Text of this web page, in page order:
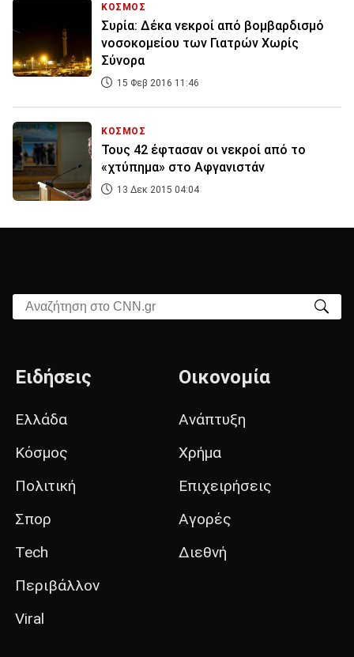
ΚΟΣΜΟΣ
Συρία: Δέκα νεκροί από βομβαρδισμό
νοσοκομείου των Γιατρών Χωρίς
Σύνορα
15 Φεβ 2016 11:46
ΚΟΣΜΟΣ
Τους 42 έφτασαν οι νεκροί από το
«χτύπημα» στο Αφγανιστάν
13 Δεκ 2015 04:04
Αναζήτηση στο CNN.gr
Ειδήσεις
Ελλάδα
Κόσμος
Πολιτική
Σπορ
Tech
Περιβάλλον
Viral
Οικονομία
Ανάπτυξη
Χρήμα
Επιχειρήσεις
Αγορές
Διεθνή